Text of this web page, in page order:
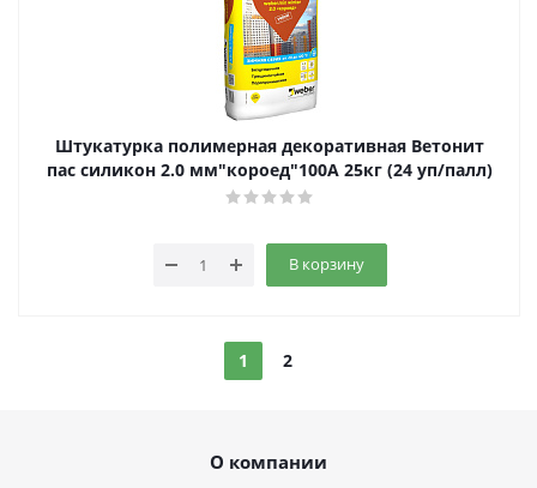
Штукатурка полимерная декоративная Ветонит
пас силикон 2.0 мм"короед"100А 25кг (24 уп/палл)
В корзину
1 2
О компании